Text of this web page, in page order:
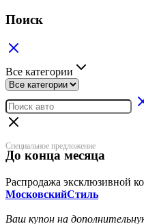
Поиск
Все категории
Специальное предложение
До конца месяца
Распродажа эксклюзивной
МосковскийСтиль
Ваш купон на